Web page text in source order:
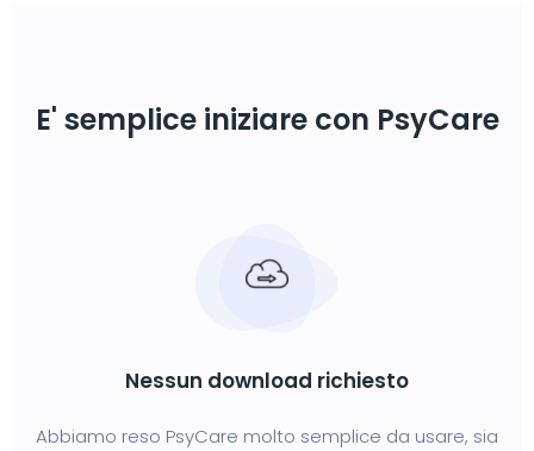
E' semplice iniziare con PsyCare
Nessun download richiesto
Abbiamo reso PsyCare molto semplice da usare, sia